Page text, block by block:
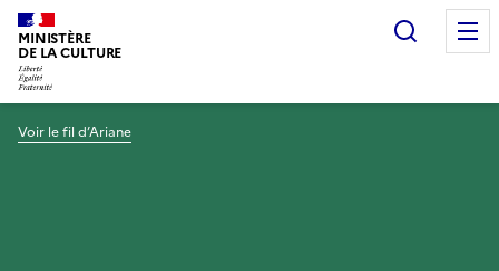
MINISTÈRE
DE LA CULTURE
Voir le fil d’Ariane